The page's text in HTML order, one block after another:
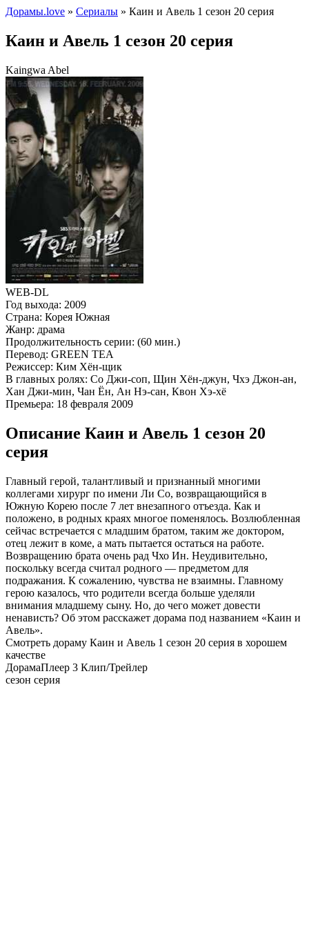
Дорамы.love » Сериалы » Каин и Авель 1 сезон 20 серия
Каин и Авель 1 сезон 20 серия
Kaingwa Abel
WEB-DL
Год выхода: 2009
Страна: Корея Южная
Жанр: драма
Продолжительность серии: (60 мин.)
Перевод: GREEN TEA
Режиссер: Ким Хён-щик
В главных ролях: Со Джи-соп, Щин Хён-джун, Чхэ Джон-ан,
Хан Джи-мин, Чан Ён, Ан Нэ-сан, Квон Хэ-хё
Премьера: 18 февраля 2009
Описание Каин и Авель 1 сезон 20
серия
Главный герой, талантливый и признанный многими
коллегами хирург по имени Ли Со, возвращающийся в
Южную Корею после 7 лет внезапного отъезда. Как и
положено, в родных краях многое поменялось. Возлюбленная
сейчас встречается с младшим братом, таким же доктором,
отец лежит в коме, а мать пытается остаться на работе.
Возвращению брата очень рад Чхо Ин. Неудивительно,
поскольку всегда считал родного — предметом для
подражания. К сожалению, чувства не взаимны. Главному
герою казалось, что родители всегда больше уделяли
внимания младшему сыну. Но, до чего может довести
ненависть? Об этом расскажет дорама под названием «Каин и
Авель».
Смотреть дораму Каин и Авель 1 сезон 20 серия в хорошем
качестве
ДорамаПлеер 3 Клип/Трейлер
сезон серия